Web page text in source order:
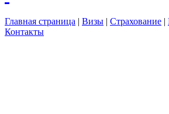
Главная страница | Визы | Страхование |
Контакты